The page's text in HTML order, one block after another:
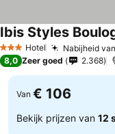
3 SterrenHotel Nabijheid
8,0 Zeer goed 2.368
Van € 106
Bekijk prijzen van 12